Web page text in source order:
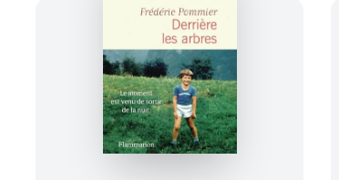
Livres les plus
Prix littéraires